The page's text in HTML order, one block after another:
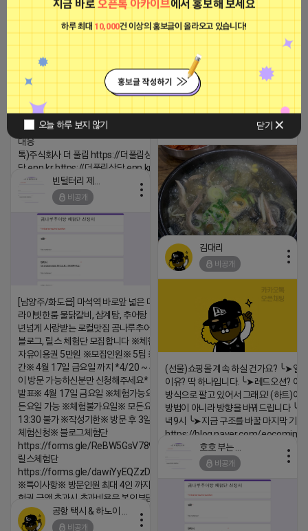
지금 바로오픈톡 아카이브에서 홍보해 보세요
하루 최대10,000건 이상의 홍보글이 올라오고 있습니다!
오늘 하루 보지 않기 닫기
니다. ▶네이버◀ 리워드 스테이 / 가드 / 자몽 등
- 시즌키워드 최상단 상승&유지 多 - 로직변화,
프라다 / 헤르메스 / 시그니처 등 - 키워드 검색
량 데이터 기반 운영 - 4~7월 시즌 인기 키워드
▔▔▔▔▔▔▔▔▔▔▔▔▔▔▔▔▔▔
▶광고주, 총판, 대행사 모집 中◀ - 장기 협업 파
트너 관계 구축 - 개발사 직접 운영 빠른 피드백
대응 ▔▔▔▔▔▔▔▔▔▔▔▔▔▔▔▔▔▔ (카
톡)주식회사 더 풀림 https://더풀림상
담.enn.kr https://더풀림상담.enn.kr
2026-04-18 17:26
⛔️ 투자금 0원 부업 ➡️ 내일 밤 9시
댓글:20개
하트뿅뿅 라이언
https://m.blog.naver.com/
2026-04-18 17:23
비공개
[남양주/화도읍] 마석역 바로앞 넓은 매장과, 프
라이빗한룸 물닭갈비, 삼계탕, 추어탕 맛집 10
년넘게 사랑받는 로컬맛집 곰나루추어탕에서
블로그, 릴스 체험단 모집합니다 ※체험메뉴※
자유이용권 5만원 ※모집인원※ 5팀 ※모집기
간※ 4월 17일 금요일 까지 *4/20 ~ 4/26 사
이 방문 가능하신분만 신청해주세요* ※체험단
발표※ 4월 17일 금요일 ※체험가능요일※ 모
든요일 가능 ※체험불가요일※ 모든요일 12 ~
13:30 불가 ※작성기한※ 방문 후 3일 이내 ※
체험신청※ 블로그체험단
https://forms.gle/ReBW5GsV789ur2Pz6
릴스체험단
https://forms.gle/dawiYyEQZzDdqf8W8
※특이사항※ 방문인원 최대 4인 까지 가능 체
험권 금액 초과시 초과비용은 본인부담입니다.
2026-04-18 17:18
김대리
비공개
(선물)쇼핑몰 계속 하실 건가요? ╰➤열
이유? 딱 하나입니다. ╰➤레드오션? 아
방식으로 팔고 있어서 그래요! (하트)이
방법이 아니라 방향을 바꿔드립니다
녁9시 ╰➤지금 구조를 바꿀 마지막 기회
https://blog.naver.com/eocomim/
2026-04-18 17:15
비공개
비공개